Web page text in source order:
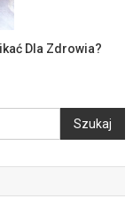
Dla Zdrowia?
Szukaj